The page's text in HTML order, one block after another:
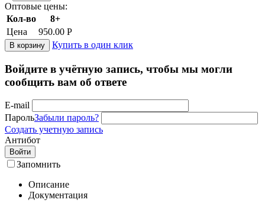
Оптовые цены:
Кол-во
8+
Цена
950.00 Р
В корзину Купить в один клик
Войдите в учётную запись, чтобы мы могли
сообщить вам об ответе
E-mail
ПарольЗабыли пароль?
Создать учетную запись
Антибот
Войти
Запомнить
Описание
Документация